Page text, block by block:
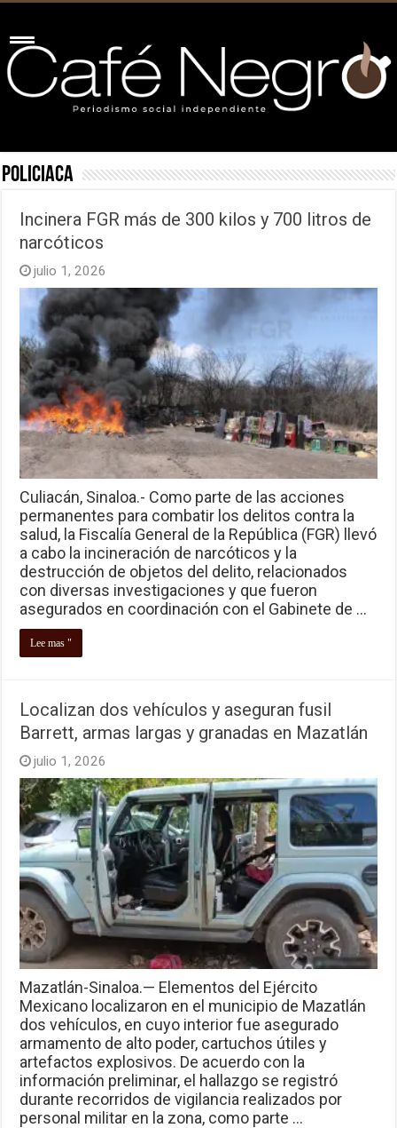
Policiaca
Incinera FGR más de 300 kilos y 700 litros de
narcóticos
julio 1, 2026
Culiacán, Sinaloa.- Como parte de las acciones
permanentes para combatir los delitos contra la
salud, la Fiscalía General de la República (FGR) llevó
a cabo la incineración de narcóticos y la
destrucción de objetos del delito, relacionados
con diversas investigaciones y que fueron
asegurados en coordinación con el Gabinete de …
Lee mas "
Localizan dos vehículos y aseguran fusil
Barrett, armas largas y granadas en Mazatlán
julio 1, 2026
Mazatlán-Sinaloa.— Elementos del Ejército
Mexicano localizaron en el municipio de Mazatlán
dos vehículos, en cuyo interior fue asegurado
armamento de alto poder, cartuchos útiles y
artefactos explosivos. De acuerdo con la
información preliminar, el hallazgo se registró
durante recorridos de vigilancia realizados por
personal militar en la zona, como parte …